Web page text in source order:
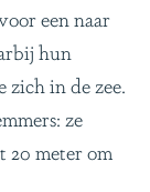
een naar
hun
zich in de zee.
ze
20 meter om